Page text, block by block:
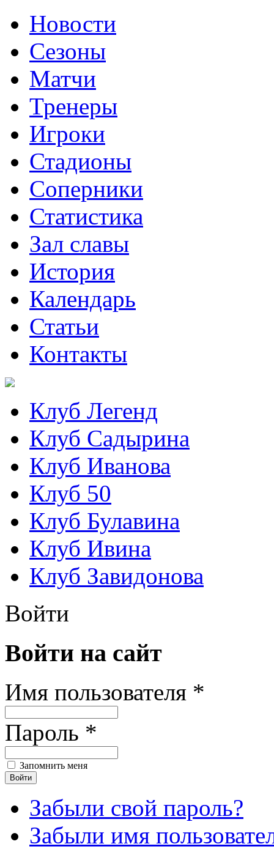
Новости
Сезоны
Матчи
Тренеры
Игроки
Стадионы
Соперники
Статистика
Зал славы
История
Календарь
Статьи
Контакты
Клуб Легенд
Клуб Садырина
Клуб Иванова
Клуб 50
Клуб Булавина
Клуб Ивина
Клуб Завидонова
Войти
Войти на сайт
Имя пользователя *
Пароль *
Запомнить меня
Забыли свой пароль?
Забыли имя